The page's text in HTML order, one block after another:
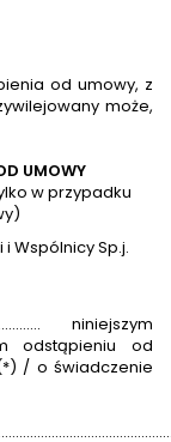
od umowy, z
może,
UMOWY
w przypadku
Wspólnicy Sp.j.
niniejszym
odstąpieniu od
/ o świadczenie